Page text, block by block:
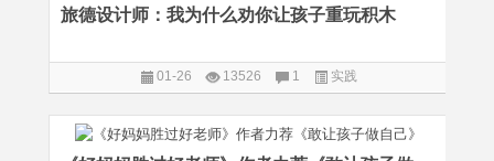
旅德设计师：我为什么劝你让孩子重玩积木
01-26 13526 1 实践